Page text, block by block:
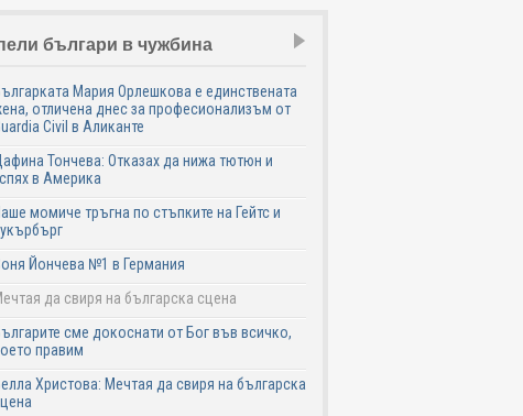
българи в чужбина
Мария Орлешкова е единствената
отличена днес за професионализъм от
Civil в Аликанте
Тончева: Отказах да нижа тютюн и
в Америка
момиче тръгна по стъпките на Гейтс и
Йончева №1 в Германия
да свиря на българска сцена
сме докоснати от Бог във всичко,
правим
Христова: Мечтая да свиря на българска